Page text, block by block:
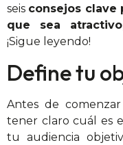
seis consejos clave
que sea
¡Sigue leyendo!
Define tu
Antes de
tener claro cuál es
tu audiencia